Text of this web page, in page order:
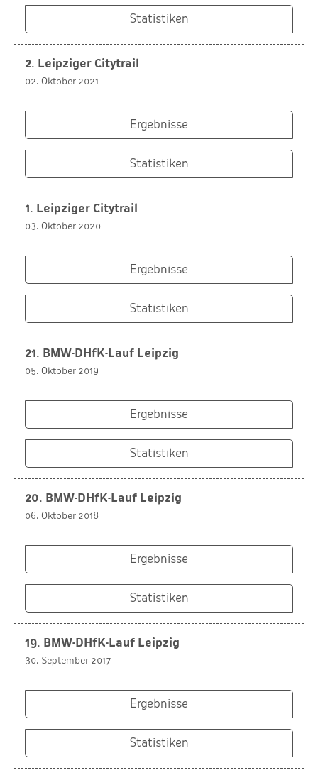
Statistiken
2. Leipziger Citytrail
02. Oktober 2021
Ergebnisse
Statistiken
1. Leipziger Citytrail
03. Oktober 2020
Ergebnisse
Statistiken
21. BMW-DHfK-Lauf Leipzig
05. Oktober 2019
Ergebnisse
Statistiken
20. BMW-DHfK-Lauf Leipzig
06. Oktober 2018
Ergebnisse
Statistiken
19. BMW-DHfK-Lauf Leipzig
30. September 2017
Ergebnisse
Statistiken